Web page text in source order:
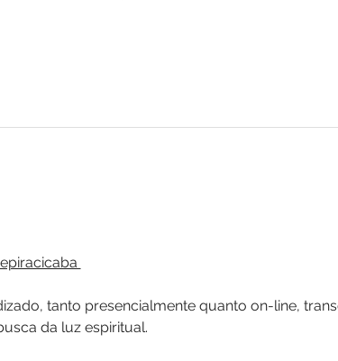
tanto presencialmente quanto on-line,
da luz espiritual.